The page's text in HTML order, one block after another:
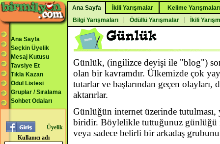
Ana Sayfa İkili Yarışmalar
Kelime Yarışmaları
Bilgi Yarışmaları
Ödüllü Yarışmalar İkili
Ana Sayfa
Seçkin Üyelik
Mesaj Kutusu
Tavsiye Et
Tıkla Kazan
Ödül Listesi
Gruplar / Sıralama
Sohbet Odaları
Üyelik
Kullanıcı adı
Günlük, (ingilizce deyişi ile "blog")
olan bir kavramdır. Ülkemizde çok
tutarlar ve başlarından geçen
aktarırlar.
Günlüğün internet üzerinde
biridir. Böylelikle tuttuğunuz günlüğü
veya sadece belirli bir arkadaş